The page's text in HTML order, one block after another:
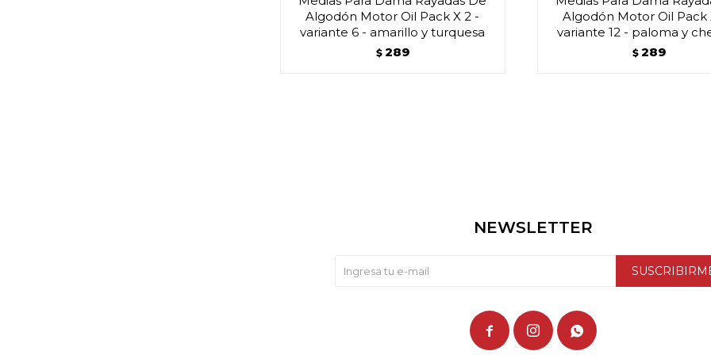
Algodón Motor Oil Pack X 2 -
variante 6 - amarillo y turquesa
$ 289
Algodón Motor Oil Pack
variante 12 - paloma y
$ 289
NEWSLETTER
  